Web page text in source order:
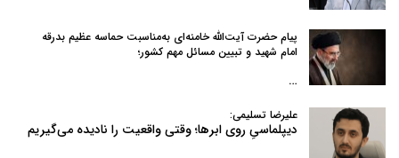
پیام حضرت آیت‌الله خامنه‌ای به‌مناسبت حماسه عظیم بدرقه
امام شهید و تبیین مسائل مهم کشور؛
…
علیرضا تسلیمی:
دیپلماسیِ روی ابرها؛ وقتی واقعیت را نادیده می‌گیریم